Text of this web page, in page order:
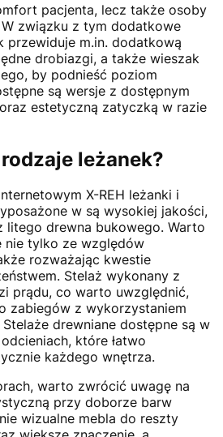
pacjenta, lecz także osoby
związku z tym dodatkowe
przewiduje m.in. dodatkową
drobiazgi, a także wieszak
by podnieść poziom
są wersje z dostępnym
estetyczną zatyczką w razie
leżanek?
X-REH leżanki i
w są wysokiej jakości,
litego drewna bukowego. Warto
nie tylko ze względów
rozważając kwestie
Stelaż wykonany z
prądu, co warto uwzględnić,
zabiegów z wykorzystaniem
drewniane dostępne są w
które łatwo
każdego wnętrza.
warto zwrócić uwagę na
przy doborze barw
wizualne mebla do reszty